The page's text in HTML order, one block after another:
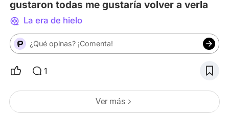
gustaron todas me gustaría volver a verla
La era de hielo
¿Qué opinas? ¡Comenta!
1
Ver más